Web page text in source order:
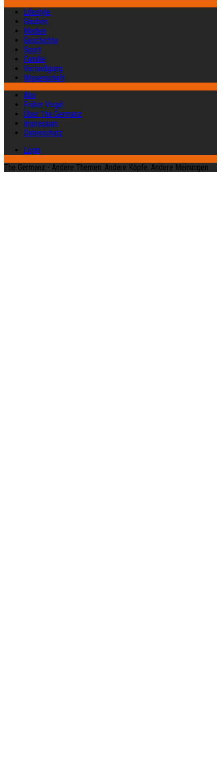
Lifestyle
Glauben
Medien
Geschichte
Sport
Familie
Verteidigung
Wissenschaft
Abo
Früher Vogel
Über The Germanz
Impressum
Datenschutz
Login
The Germanz - Andere Themen. Andere Köpfe. Andere Meinungen.